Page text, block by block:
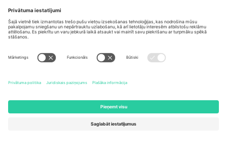
Germany
Unter den Linden 24, 10117
United Kingdom
167 City Road, London, Greater
Newark, Delaware 19713, United
States
Engelberg, Switzerland